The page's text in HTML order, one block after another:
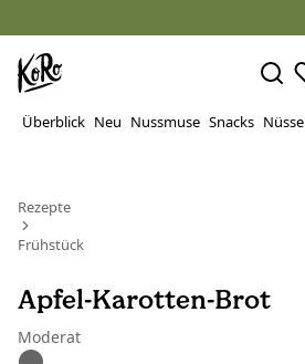
Überblick Neu Nussmuse Snacks Nüsse
Rezepte
Frühstück
Apfel-Karotten-Brot
Moderat